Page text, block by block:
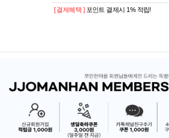
[ 결제혜택 ] 포인트 결제시 1% 적립!